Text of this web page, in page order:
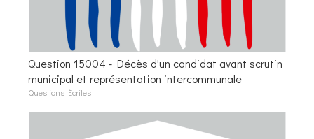
Question 15004 - Décès d'un candidat avant scrutin
municipal et représentation intercommunale
Questions Écrites